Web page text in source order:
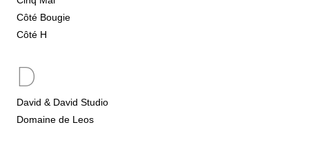
Côté Bougie
Côté H
D
David & David Studio
Domaine de Leos